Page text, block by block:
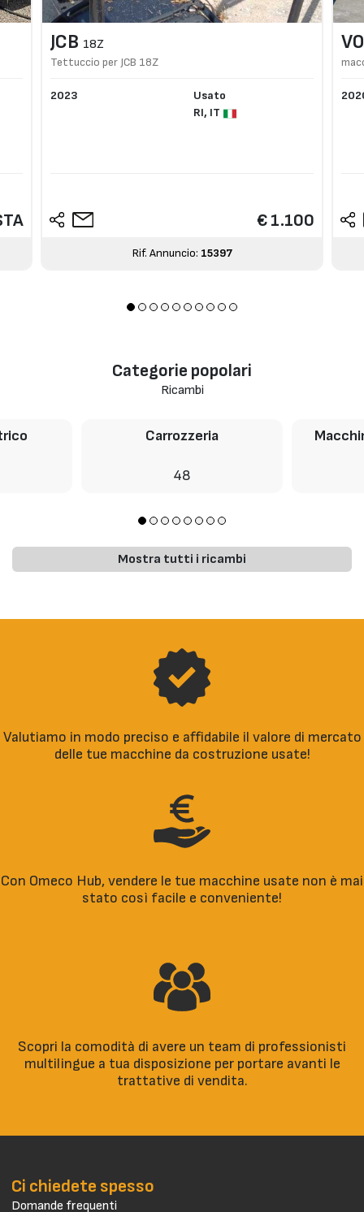
JCB 18Z
Tettuccio per JCB 18Z
2023
Usato
RI, IT
€ 1.100
Rif. Annuncio: 15397
Categorie popolari
Ricambi
Carrozzeria
48
Mostra tutti i ricambi
Valutiamo in modo preciso e affidabile il valore di mercato
delle tue macchine da costruzione usate!
Con Omeco Hub, vendere le tue macchine usate non è mai
stato così facile e conveniente!
Scopri la comodità di avere un team di professionisti
multilingue a tua disposizione per portare avanti le
trattative di vendita.
Ci chiedete spesso
Domande frequenti